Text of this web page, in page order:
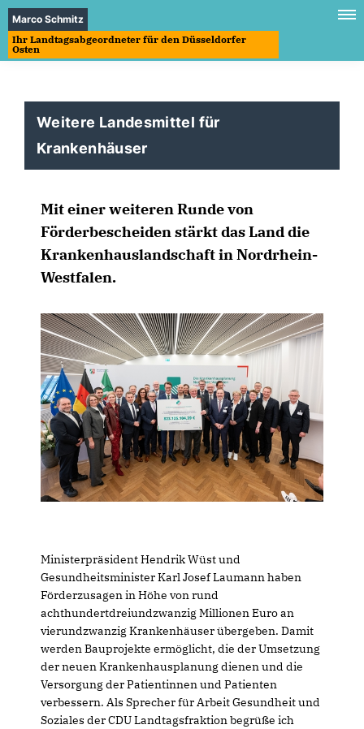
Marco Schmitz
Ihr Landtagsabgeordneter für den Düsseldorfer
Osten
Weitere Landesmittel für
Krankenhäuser
Mit einer weiteren Runde von
Förderbescheiden stärkt das Land die
Krankenhauslandschaft in Nordrhein-
Westfalen.
Ministerpräsident Hendrik Wüst und
Gesundheitsminister Karl Josef Laumann haben
Förderzusagen in Höhe von rund
achthundertdreiundzwanzig Millionen Euro an
vierundzwanzig Krankenhäuser übergeben. Damit
werden Bauprojekte ermöglicht, die der Umsetzung
der neuen Krankenhausplanung dienen und die
Versorgung der Patientinnen und Patienten
verbessern. Als Sprecher für Arbeit Gesundheit und
Soziales der CDU Landtagsfraktion begrüße ich